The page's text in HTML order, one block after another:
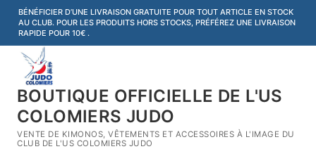
Aller
contenu
BÉNÉFICIER D’UNE LIVRAISON GRATUITE POUR TOUT ARTICLE EN STOCK
AU CLUB. POUR LES PRODUITS HORS STOCKS, PRÉFÉREZ UNE LIVRAISON
RAPIDE POUR 10€ .
BOUTIQUE OFFICIELLE DE L'US
COLOMIERS JUDO
VENTE DE KIMONOS, VÊTEMENTS ET ACCESSOIRES À L'IMAGE DU
CLUB DE L'US COLOMIERS JUDO